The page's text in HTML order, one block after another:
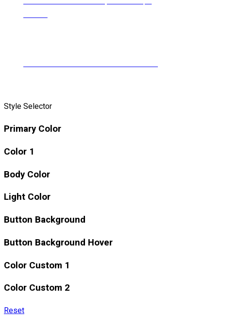
Style Selector
Primary Color
Color 1
Body Color
Light Color
Button Background
Button Background Hover
Color Custom 1
Color Custom 2
Reset